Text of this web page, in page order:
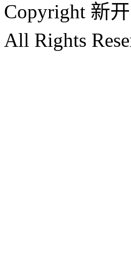
Copyright 新
All Rights